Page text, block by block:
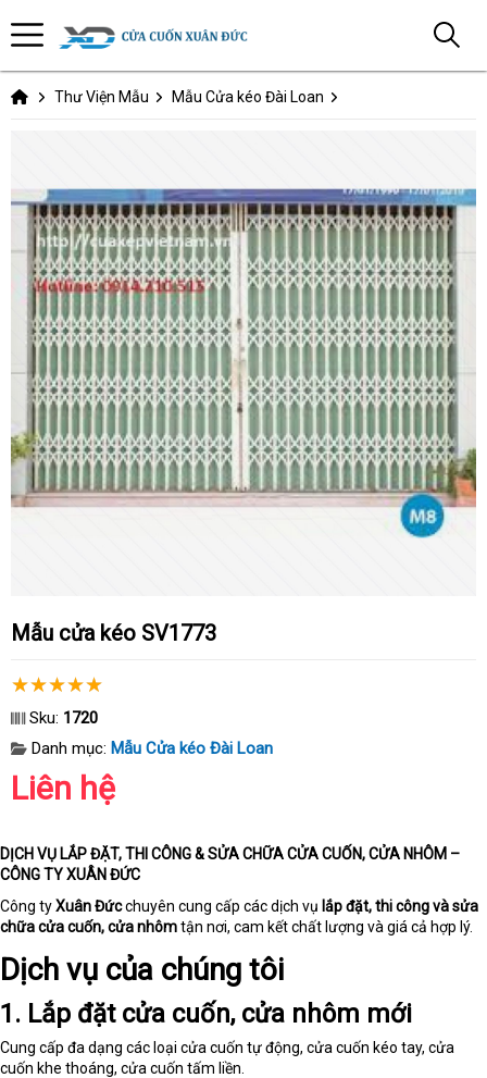
Thư Viện Mẫu Mẫu Cửa kéo Đài Loan
Mẫu cửa kéo SV1773
Sku: 1720
Danh mục: Mẫu Cửa kéo Đài Loan
Liên hệ
DỊCH VỤ LẮP ĐẶT, THI CÔNG & SỬA CHỮA CỬA CUỐN, CỬA NHÔM –
CÔNG TY XUÂN ĐỨC
Công tyXuân Đứcchuyên cung cấp các dịch vụ lắp đặt, thi công và sửa
chữa cửa cuốn, cửa nhômtận nơi, cam kết chất lượng và giá cả hợp lý.
Dịch vụ của chúng tôi
1. Lắp đặt cửa cuốn, cửa nhôm mới
Cung cấp đa dạng các loại cửa cuốn tự động, cửa cuốn kéo tay, cửa
cuốn khe thoáng, cửa cuốn tấm liền.